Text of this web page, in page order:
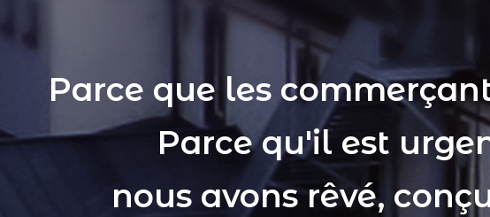
Parce que les
Parce qu'il est
nous avons rêvé,